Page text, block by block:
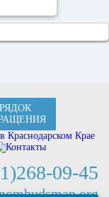
09-45